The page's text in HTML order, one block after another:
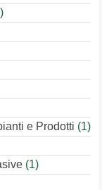
e Prodotti (1)
(1)